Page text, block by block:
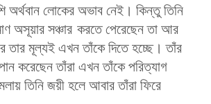
অর্থবান লোকের অভাব নেই। কিন্তু তিনি
অসূয়ার সঞ্চার করতে পেরেছেন তা আর
তার মূল্যই এখন তাঁকে দিতে হচ্ছে। তাঁর
করেছেন তাঁরা এখন তাঁকে পরিত্যাগ
তিনি জয়ী হলে আবার তাঁরা ফিরে